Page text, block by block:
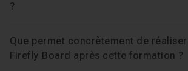
?
Que permet concrètement de réaliser
Firefly Board après cette formation ?